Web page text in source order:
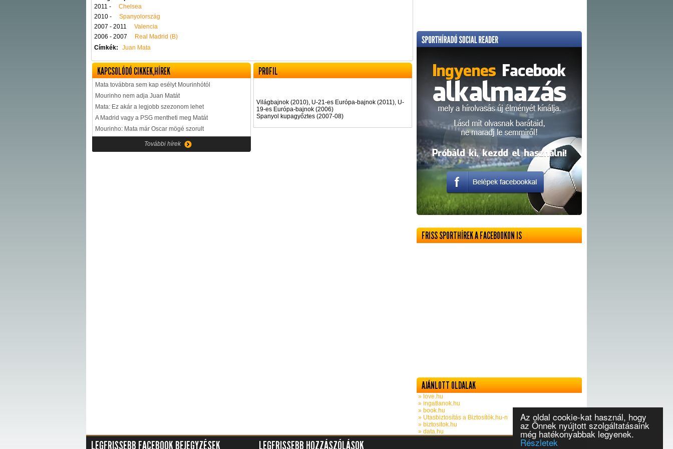
Az oldal cookie-kat használ, hogy
az Önnek nyújtott szolgáltatásaink
még hatékonyabbak legyenek.
Részletek
2011 -
Chelsea
2010 -
Spanyolország
2007 - 2011
Valencia
2006 - 2007
Real Madrid (B)
Címkék:
Juan Mata
KAPCSOLÓDÓ CIKKEK,HÍREK
Mata továbbra sem kap esélyt Mourinhótól
Mourinho nem adja Juan Matát
Mata: Ez akár a legjobb szezonom lehet
A Madrid vagy a PSG mentheti meg Matát
Mourinho: Mata már Oscar mögé szorult
További hírek
PROFIL
Világbajnok (2010), U-21-es Európa-bajnok (2011), U-
19-es Európa-bajnok (2006)
Spanyol kupagyőztes (2007-08)
FRISS SPORTHÍREK A FACEBOOKON IS
AJÁNLOTT OLDALAK
» love.hu
» ingatlanok.hu
» book.hu
» Utasbiztosítás a Biztosítók.hu-n
» biztositok.hu
» data.hu
LEGFRISSEBB FACEBOOK BEJEGYZÉSEK LEGFRISSEBB HOZZÁSZÓLÁSOK